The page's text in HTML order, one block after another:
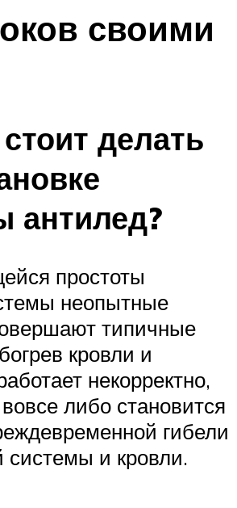
своими
делать
антилед?
простоты
неопытные
типичные
кровли и
некорректно,
либо становится
гибели
системы и кровли.